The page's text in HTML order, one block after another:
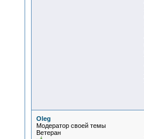
Oleg
Модератор своей темы
Ветеран